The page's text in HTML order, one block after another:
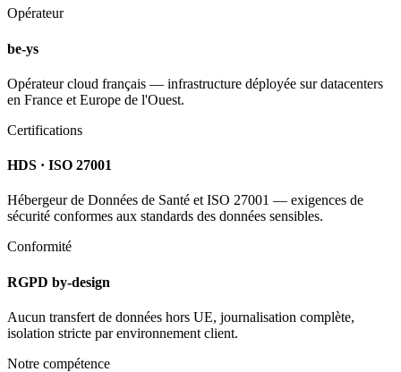
Opérateur
be-ys
Opérateur cloud français — infrastructure déployée sur datacenters
en France et Europe de l'Ouest.
Certifications
HDS · ISO 27001
Hébergeur de Données de Santé et ISO 27001 — exigences de
sécurité conformes aux standards des données sensibles.
Conformité
RGPD by-design
Aucun transfert de données hors UE, journalisation complète,
isolation stricte par environnement client.
Notre compétence